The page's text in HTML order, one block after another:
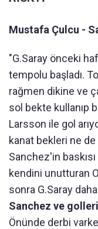
Mustafa Çulcu -
"G.Saray önceki
tempolu başladı.
rağmen dikine ve
sol bekte kullanıp
Larsson ile gol
kanat bekleri ne
Sanchez'in
kendini unutturan
sonra G.Saray
Sanchez ve
Önünde derbi